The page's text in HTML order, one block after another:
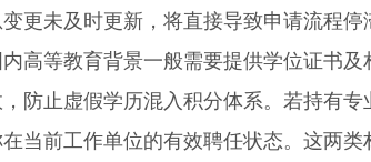
更未及时更新，将直接导致申请流程停
等教育背景一般需要提供学位证书及
防止虚假学历混入积分体系。若持有
当前工作单位的有效聘任状态。这两类